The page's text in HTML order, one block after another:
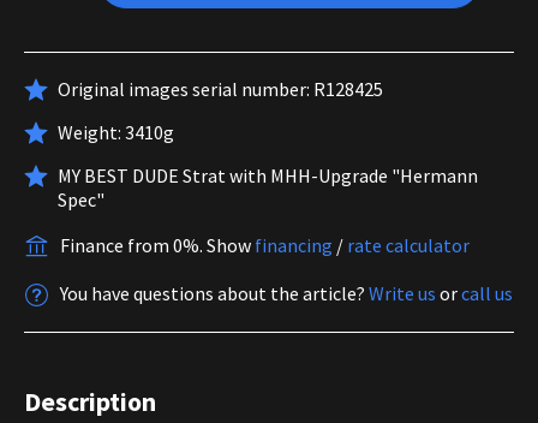
Original images serial number: R128425
Weight: 3410g
MY BEST DUDE Strat with MHH-Upgrade "Hermann
Spec"
Finance from 0%. Show financing / rate calculator
You have questions about the article? Write us orcall us
Description